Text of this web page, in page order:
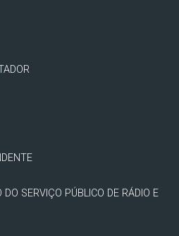
SERVIÇO PÚBLICO DE RÁDIO E